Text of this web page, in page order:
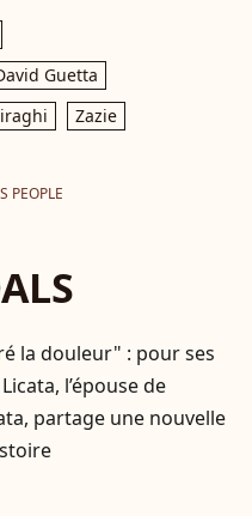
Guetta
Zazie
PEOPLE
la douleur" : pour ses
l’épouse de
partage une nouvelle